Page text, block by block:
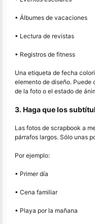
• Álbumes de vacaciones
• Lectura de revistas
• Registros de fitness
Una etiqueta de fecha
elemento de diseño. Puede
de la foto o el estado de
3. Haga que los
Las fotos de scrapbook a
párrafos largos. Sólo unas
Por ejemplo:
• Primer día
• Cena familiar
• Playa por la mañana